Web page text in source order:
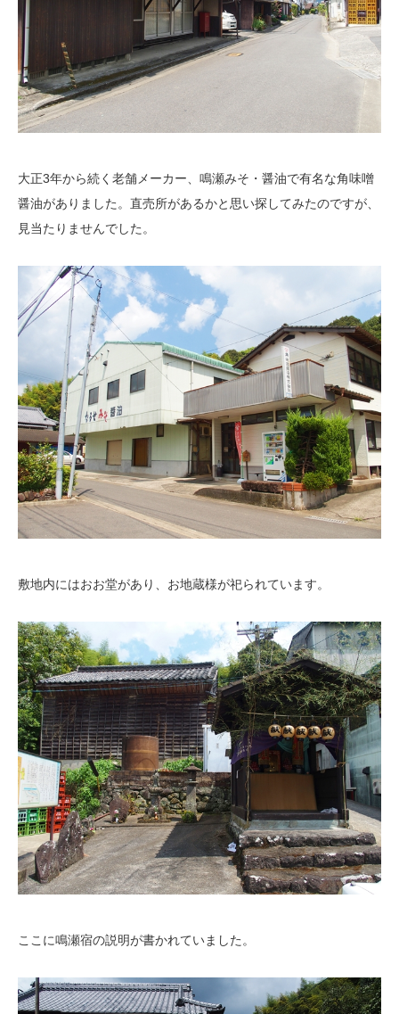
大正3年から続く老舗メーカー、鳴瀬みそ・醤油で有名な角味噌
醤油がありました。直売所があるかと思い探してみたのですが、
見当たりませんでした。
敷地内にはおお堂があり、お地蔵様が祀られています。
ここに鳴瀬宿の説明が書かれていました。